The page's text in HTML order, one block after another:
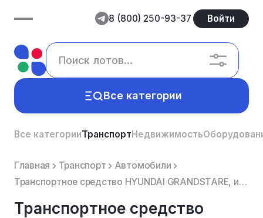
8 (800) 250-93-37 Войти
Все категории
Все категорииТранспортНедвижимость
Главная Транспорт
Автомобили
Транспортное средство HYUNDAI GRANDSTARE, идентификационный номер (VIN) KMJMA37JBBU322174
Транспортное средство